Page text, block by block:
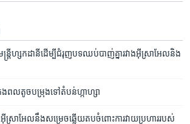
រី​ហ្សកដានី​ដើម្បី​ជំរុញ​បទឈប់បាញ់គ្នា​រវាង​អ៊ីស្រាអែល​និង​
ពល​តូច​បម្រុង​ទៅ​តំបន់​ហ្កាហ្សា
រាអែល​នឹង​សម្រេច​ឆ្លើយតប​ចំពោះ​ការ​វាយប្រហារ​របស់​